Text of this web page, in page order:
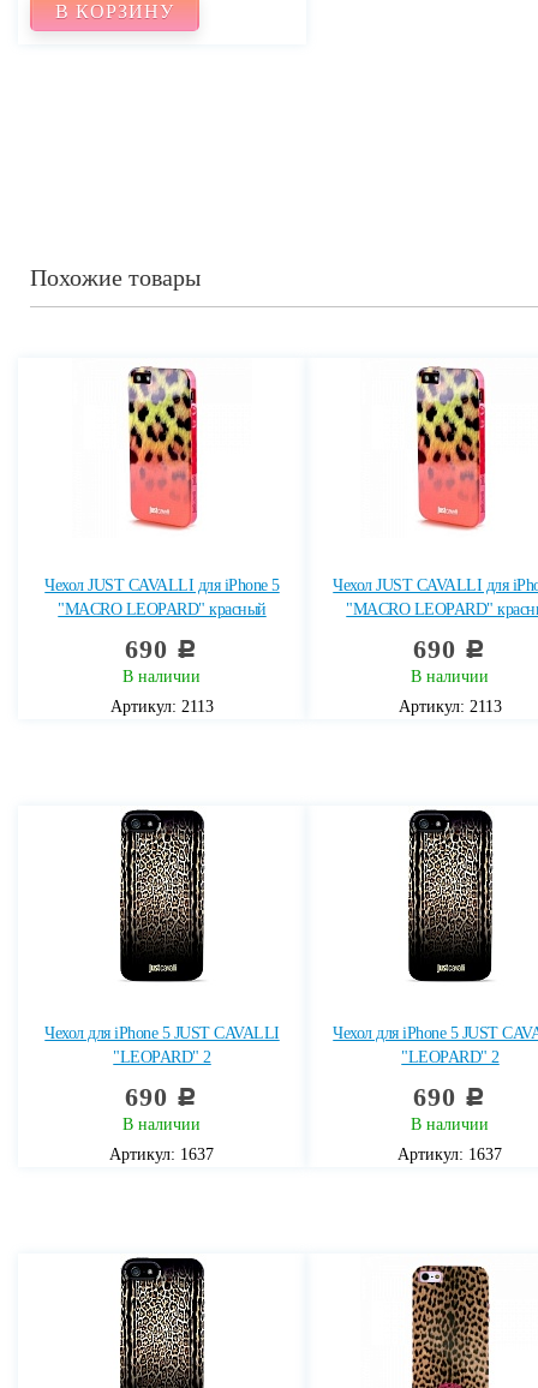
В КОРЗИНУ
Похожие товары
Чехол JUST CAVALLI для iPhone 5
"MACRO LEOPARD" красный
690 c
В наличии
Артикул: 2113
Чехол JUST CAVALLI для
"MACRO LEOPARD"
690 c
В наличии
Артикул: 2113
Чехол для iPhone 5 JUST CAVALLI
"LEOPARD" 2
690 c
В наличии
Артикул: 1637
Чехол для iPhone 5 JUST
"LEOPARD" 2
690 c
В наличии
Артикул: 1637